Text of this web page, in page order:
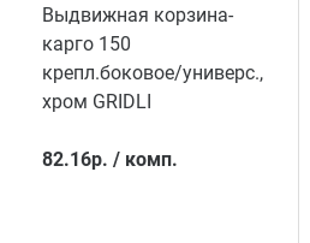
Выдвижная корзина-
карго 150
крепл.боковое/универс.,
хром GRIDLI
82.16р. / комп.